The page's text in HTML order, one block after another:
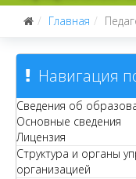
Главная
Навигация
Сведения об
Основные сведения
Лицензия
Структура и органы
организацией